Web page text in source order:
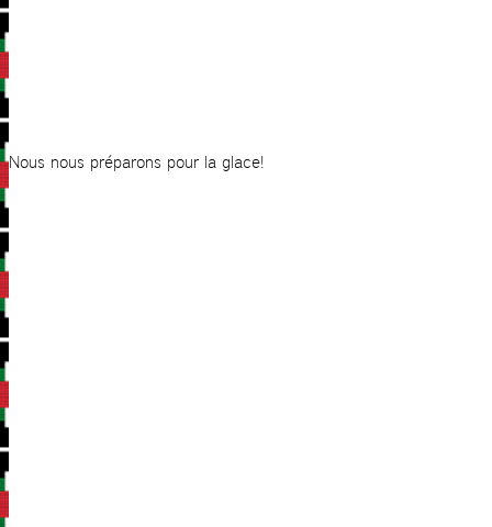
Nous nous préparons pour la glace!